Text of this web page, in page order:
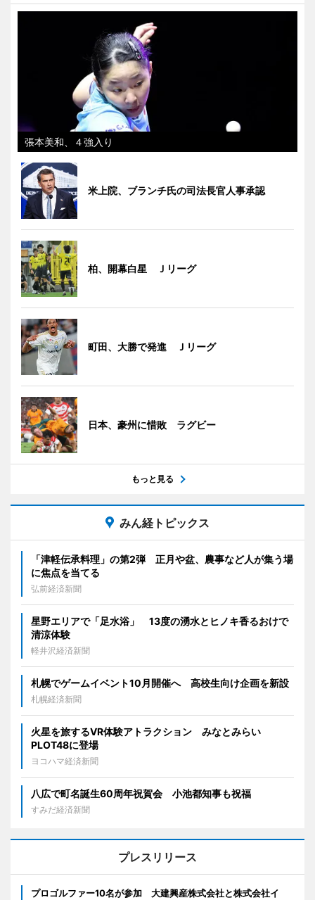
張本美和、４強入り
米上院、ブランチ氏の司法長官人事承認
柏、開幕白星 Ｊリーグ
町田、大勝で発進 Ｊリーグ
日本、豪州に惜敗 ラグビー
もっと見る
みん経トピックス
「津軽伝承料理」の第2弾 正月や盆、農事など人が集う場
に焦点を当てる
弘前経済新聞
星野エリアで「足水浴」 13度の湧水とヒノキ香るおけで
清涼体験
軽井沢経済新聞
札幌でゲームイベント10月開催へ 高校生向け企画を新設
札幌経済新聞
火星を旅するVR体験アトラクション みなとみらい
PLOT48に登場
ヨコハマ経済新聞
八広で町名誕生60周年祝賀会 小池都知事も祝福
すみだ経済新聞
プレスリリース
プロゴルファー10名が参加 大建興産株式会社と株式会社イ